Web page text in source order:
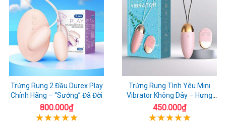
Trứng Rung 2 Đầu Durex Play
Chính Hãng – “Sướng” Đã Đời
800.000₫
Trứng Rung Tình Yêu Mini
Vibrator Không Dây – Hưng
Phấn Mọi Nơi
450.000₫